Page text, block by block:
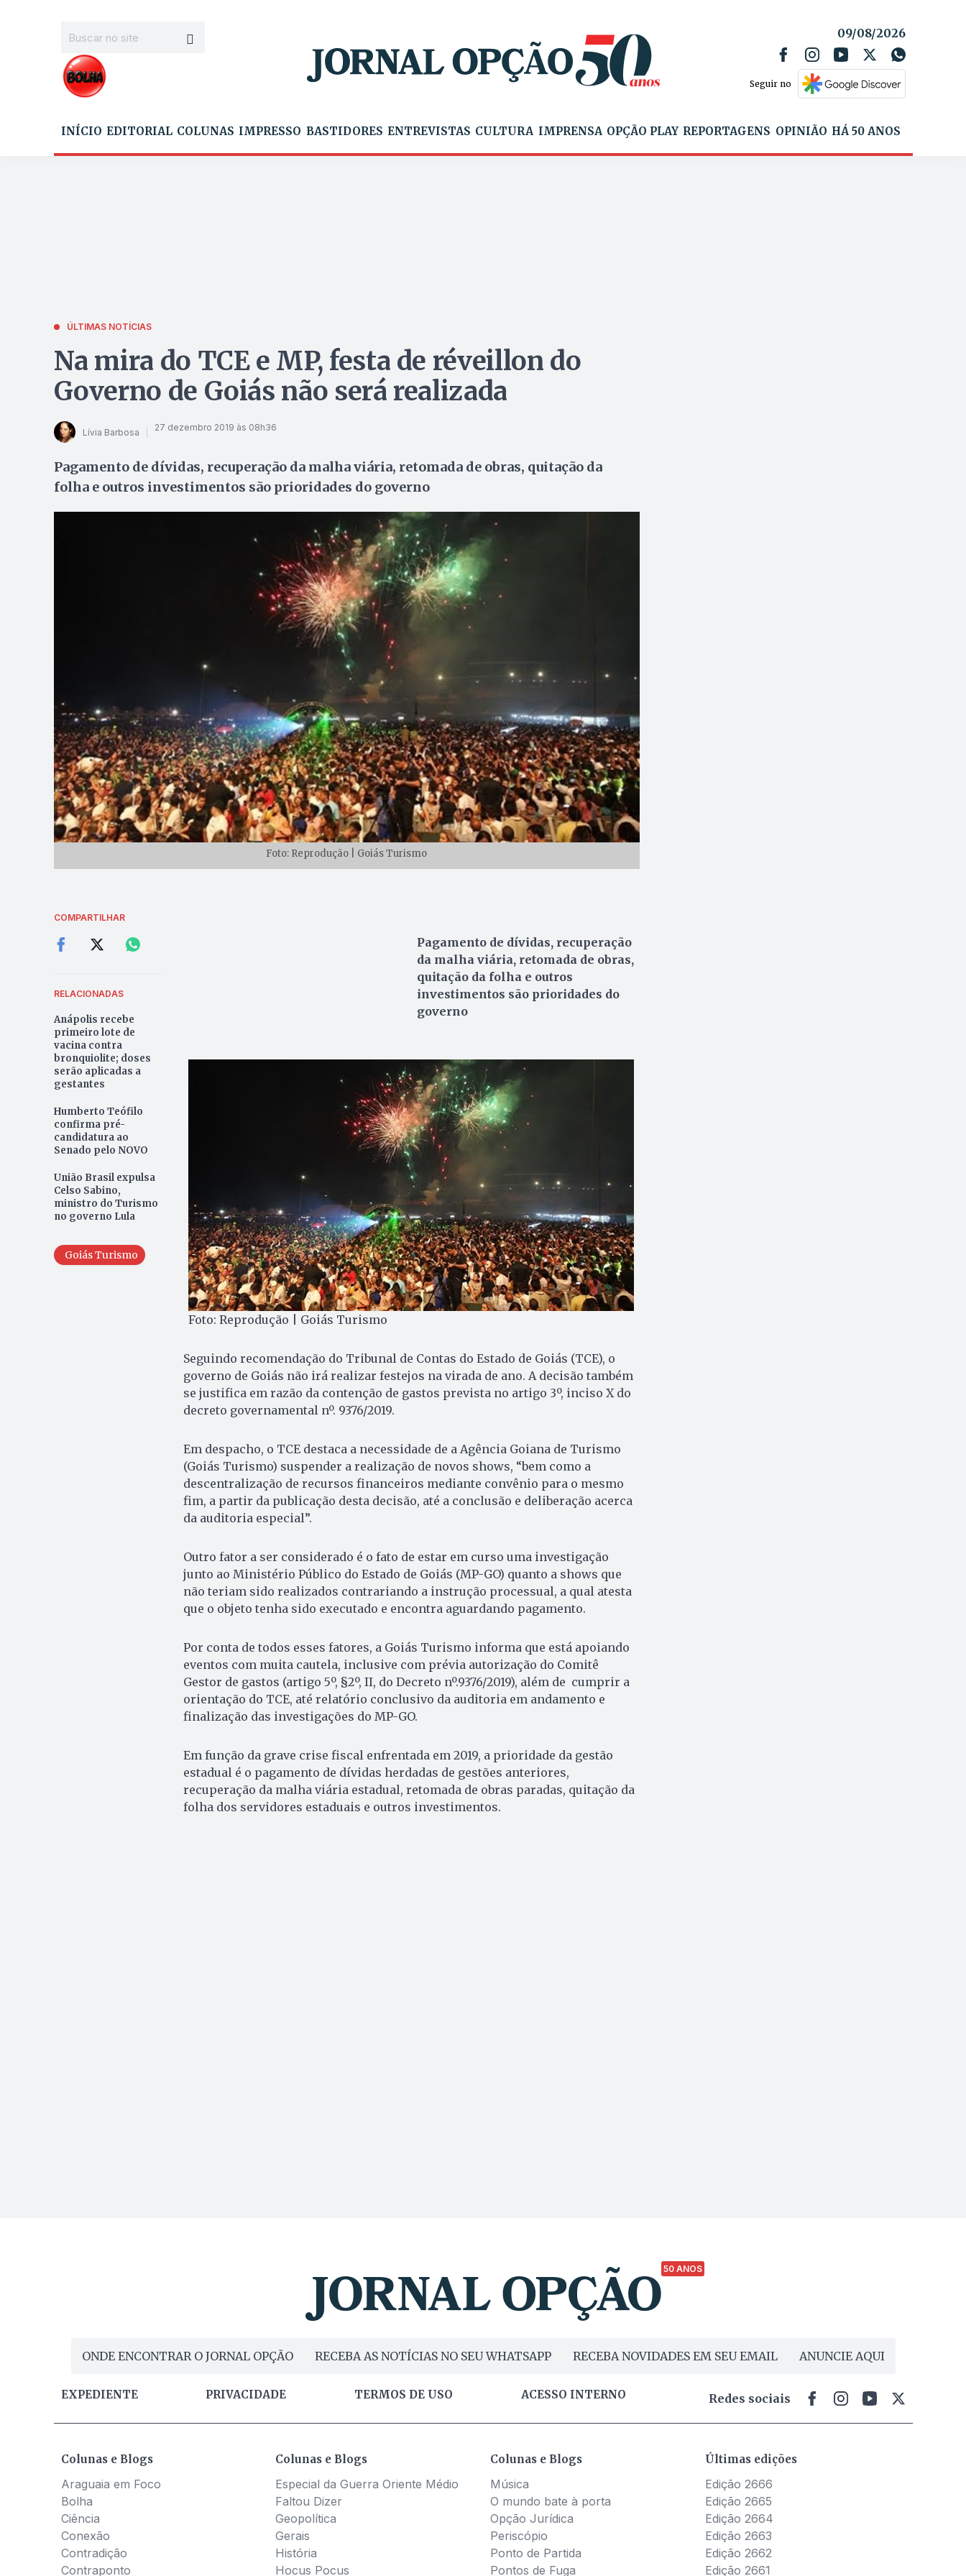
09/08/2026
Seguir no
INÍCIO EDITORIAL COLUNAS IMPRESSO BASTIDORES ENTREVISTAS CULTURA IMPRENSA OPÇÃO PLAY REPORTAGENS OPINIÃO HÁ 50 ANOS
ÚLTIMAS NOTÍCIAS
Na mira do TCE e MP, festa de réveillon do
Governo de Goiás não será realizada
Lívia Barbosa 27 dezembro 2019 às 08h36
Pagamento de dívidas, recuperação da malha viária, retomada de obras, quitação da
folha e outros investimentos são prioridades do governo
Foto: Reprodução | Goiás Turismo
COMPARTILHAR
RELACIONADAS
Anápolis recebe
primeiro lote de
vacina contra
bronquiolite; doses
serão aplicadas a
gestantes
Humberto Teófilo
confirma pré-
candidatura ao
Senado pelo NOVO
União Brasil expulsa
Celso Sabino,
ministro do Turismo
no governo Lula
Goiás Turismo
Pagamento de dívidas, recuperação
da malha viária, retomada de obras,
quitação da folha e outros
investimentos são prioridades do
governo
Foto: Reprodução | Goiás Turismo
Seguindo recomendação do Tribunal de Contas do Estado de Goiás (TCE), o
governo de Goiás não irá realizar festejos na virada de ano. A decisão também
se justifica em razão da contenção de gastos prevista no artigo 3º, inciso X do
decreto governamental nº. 9376/2019.
Em despacho, o TCE destaca a necessidade de a Agência Goiana de Turismo
(Goiás Turismo) suspender a realização de novos shows, “bem como a
descentralização de recursos financeiros mediante convênio para o mesmo
fim, a partir da publicação desta decisão, até a conclusão e deliberação acerca
da auditoria especial”.
Outro fator a ser considerado é o fato de estar em curso uma investigação
junto ao Ministério Público do Estado de Goiás (MP-GO) quanto a shows que
não teriam sido realizados contrariando a instrução processual, a qual atesta
que o objeto tenha sido executado e encontra aguardando pagamento.
Por conta de todos esses fatores, a Goiás Turismo informa que está apoiando
eventos com muita cautela, inclusive com prévia autorização do Comitê
Gestor de gastos (artigo 5º, §2º, II, do Decreto nº.9376/2019), além de cumprir a
orientação do TCE, até relatório conclusivo da auditoria em andamento e
finalização das investigações do MP-GO.
Em função da grave crise fiscal enfrentada em 2019, a prioridade da gestão
estadual é o pagamento de dívidas herdadas de gestões anteriores,
recuperação da malha viária estadual, retomada de obras paradas, quitação da
folha dos servidores estaduais e outros investimentos.
50 ANOS
ONDE ENCONTRAR O JORNAL OPÇÃO RECEBA AS NOTÍCIAS NO SEU WHATSAPP RECEBA NOVIDADES EM SEU EMAIL ANUNCIE AQUI
EXPEDIENTE PRIVACIDADE TERMOS DE USO ACESSO INTERNO Redes sociais
Colunas e Blogs
Araguaia em Foco
Bolha
Ciência
Conexão
Contradição
Contraponto
Colunas e Blogs
Especial da Guerra Oriente Médio
Faltou Dizer
Geopolítica
Gerais
História
Hocus Pocus
Colunas e Blogs
Música
O mundo bate à porta
Opção Jurídica
Periscópio
Ponto de Partida
Pontos de Fuga
Últimas edições
Edição 2666
Edição 2665
Edição 2664
Edição 2663
Edição 2662
Edição 2661